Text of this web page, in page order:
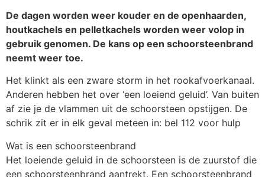
De dagen worden weer kouder en de openhaarden,
houtkachels en pelletkachels worden weer volop in
gebruik genomen. De kans op een schoorsteenbrand
neemt weer toe.
Het klinkt als een zware storm in het rookafvoerkanaal.
Anderen hebben het over ‘een loeiend geluid’. Van buiten
af zie je de vlammen uit de schoorsteen opstijgen. De
schrik zit er in elk geval meteen in: bel 112 voor hulp
Wat is een schoorsteenbrand
Het loeiende geluid in de schoorsteen is de zuurstof die
een schoorsteenbrand aantrekt. Een schoorsteenbrand